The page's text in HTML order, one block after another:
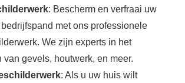
: Bescherm en verfraai uw
met ons professionele
We zijn experts in het
van gevels, houtwerk, en meer.
: Als u uw huis wilt